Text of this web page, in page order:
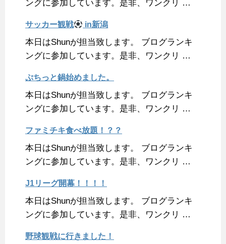
ングに参加しています。是非、ワンクリ …
サッカー観戦 in新潟
本日はShunが担当致します。 ブログランキ
ングに参加しています。是非、ワンクリ …
ぷちっと鍋始めました。
本日はShunが担当致します。 ブログランキ
ングに参加しています。是非、ワンクリ …
ファミチキ食べ放題！？？
本日はShunが担当致します。 ブログランキ
ングに参加しています。是非、ワンクリ …
J1リーグ開幕！！！！
本日はShunが担当致します。 ブログランキ
ングに参加しています。是非、ワンクリ …
野球観戦に行きました！